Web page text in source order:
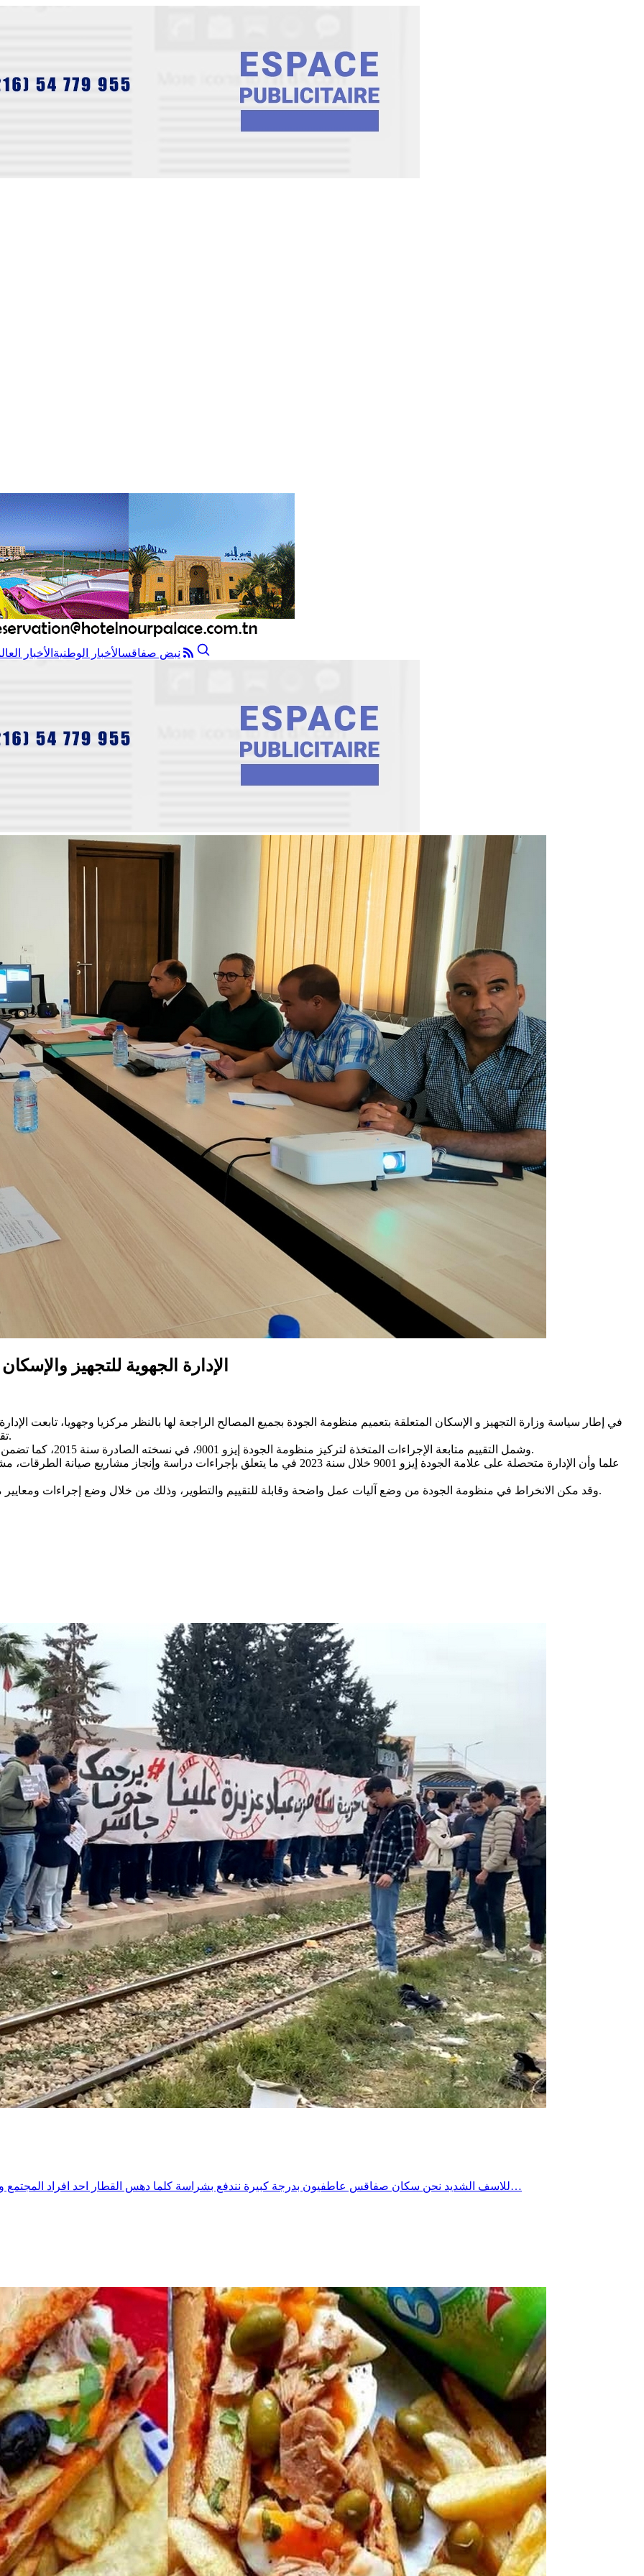
نبض صفاقسالأخبار الوطنية الأخبار
الإدارة الجهوية للتجهيز
تقييم تركيز علامة الجودة إيزو 9001 وذلك بإشراف السيد المدير الجهوي.
وشمل التقييم متابعة الإجراءات المتخذة لتركيز منظومة الجودة إيزو 9001، في نسخته الصادرة سنة 2015، كما تضمن زيارات ميدانية إلى عدد من الحضائر التي تشرف عليها الإدارة الجهوية.
علما وأن الإدارة متحصلة على علامة الجودة إيزو 9001 خلال سنة 2023 في ما يتعلق بإجراءات
وقد مكن الانخراط في منظومة الجودة من وضع آليات عمل واضحة وقابلة للتقييم والتطوير، وذلك من خلال وضع إجراءات ومعايير مكتوبة لمختلف النشاطات المعنية بالجودة وقياس المؤشرات لتقييمها.
للاسف الشديد نحن سكان صفاقس عاطفيون بدرجة كبيرة نندفع بشراسة كلما دهس القطار احد افراد المجتمع ونصيح وننظم المسيرات ونحتج ونطالب ثمّ فجأة ننطفئ في لمح البصر…